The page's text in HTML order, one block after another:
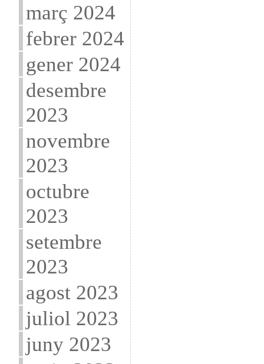
març 2024
febrer 2024
gener 2024
desembre
2023
novembre
2023
octubre
2023
setembre
2023
agost 2023
juliol 2023
juny 2023